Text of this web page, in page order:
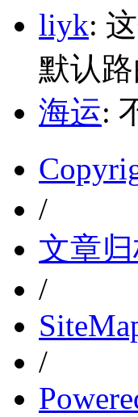
liyk:
默认
海运:
/
文章
/
/